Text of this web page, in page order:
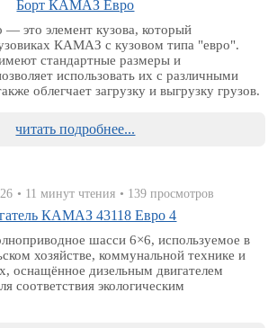
Борт КАМАЗ Евро
это элемент кузова, который
КАМАЗ с кузовом типа "евро".
стандартные размеры и
использовать их с различными
облегчает загрузку и выгрузку грузов.
читать подробнее...
• 11 минут чтения • 139 просмотров
КАМАЗ 43118 Евро 4
шасси 6×6, используемое в
хозяйстве, коммунальной технике и
оснащённое дизельным двигателем
соответствия экологическим